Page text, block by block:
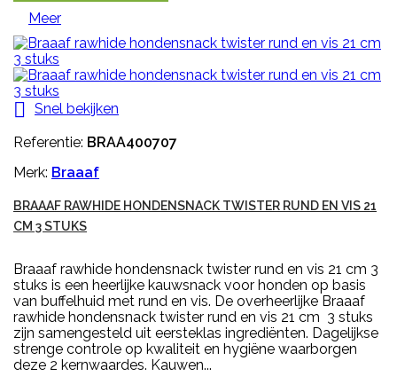
Meer

Snel bekijken
Referentie: BRAA400707
Merk: Braaaf
BRAAAF RAWHIDE HONDENSNACK TWISTER RUND EN VIS 21
CM 3 STUKS
Braaaf rawhide hondensnack twister rund en vis 21 cm 3
stuks is een heerlijke kauwsnack voor honden op basis
van buffelhuid met rund en vis. De overheerlijke Braaaf
rawhide hondensnack twister rund en vis 21 cm 3 stuks
zijn samengesteld uit eersteklas ingrediënten. Dagelijkse
strenge controle op kwaliteit en hygiëne waarborgen
deze 2 kernwaardes. Kauwen...